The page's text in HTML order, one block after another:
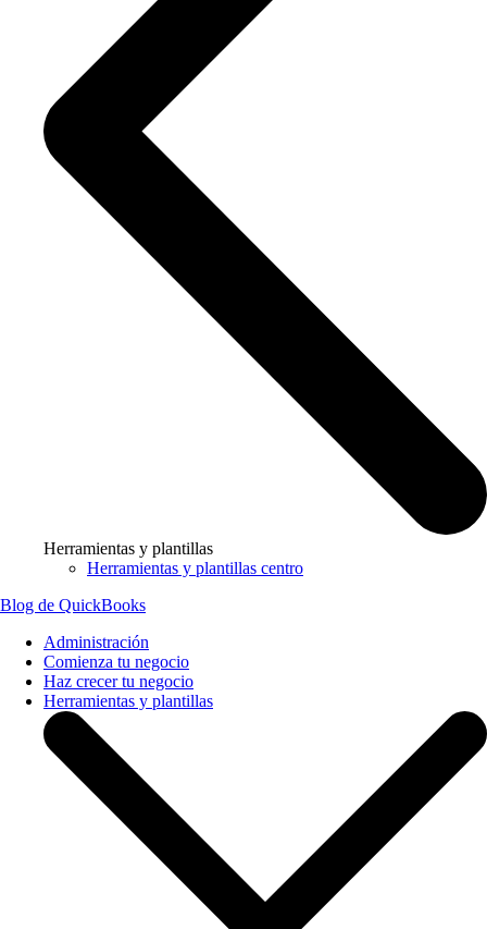
Herramientas y plantillas
Herramientas y plantillas centro
Blog de QuickBooks
Administración
Comienza tu negocio
Haz crecer tu negocio
Herramientas y plantillas